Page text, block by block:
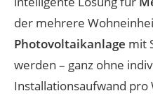
der mehrere
Photovoltaikanlage mit
werden – ganz ohne
Installationsaufwand